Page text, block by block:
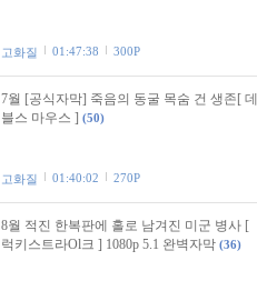
고화질 01:47:38 300P
7월 [공식자막] 죽음의 동굴 목숨 건 생존[ 데
블스 마우스 ] (50)
고화질 01:40:02 270P
8월 적진 한복판에 홀로 남겨진 미군 병사 [
럭키스트라Ol크 ] 1080p 5.1 완벽자막 (36)